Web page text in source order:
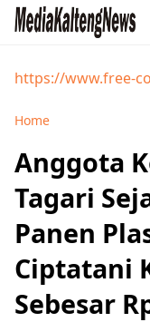
https://www.free-
Home
Anggota
Tagari
Panen
Ciptatani
Sebesar